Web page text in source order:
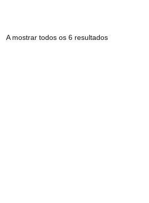
A mostrar todos os 6 resultados